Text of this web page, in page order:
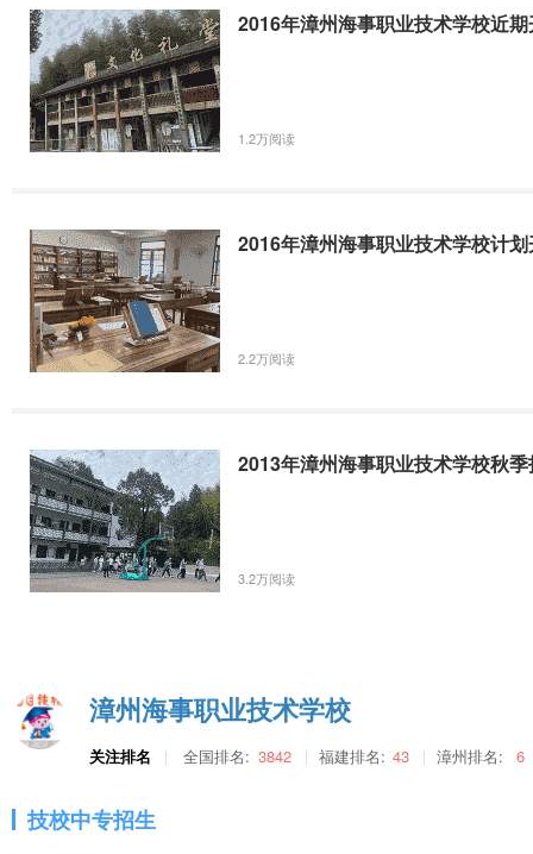
2016年漳州海事职业技术学校近
1.2万阅读
2016年漳州海事职业技术学校计
2.2万阅读
2013年漳州海事职业技术学校秋
3.2万阅读
漳州海事职业技术学校
关注排名 全国排名: 3842 福建排名: 43 漳州排名: 6
技校中专招生